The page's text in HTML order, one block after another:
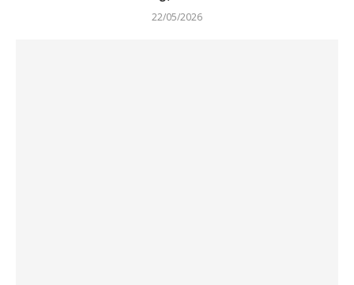
22/05/2026